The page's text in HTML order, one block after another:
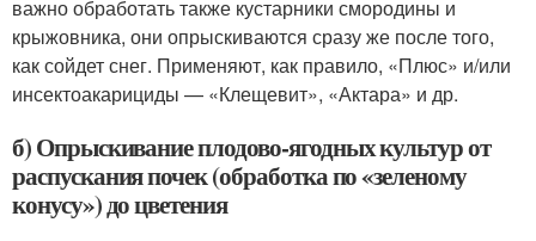
важно обработать также кустарники смородины и
крыжовника, они опрыскиваются сразу же после того,
как сойдет снег. Применяют, как правило, «Плюс» и/или
инсектоакарициды — «Клещевит», «Актара» и др.
б) Опрыскивание плодово-ягодных культур от
распускания почек (обработка по «зеленому
конусу») до цветения